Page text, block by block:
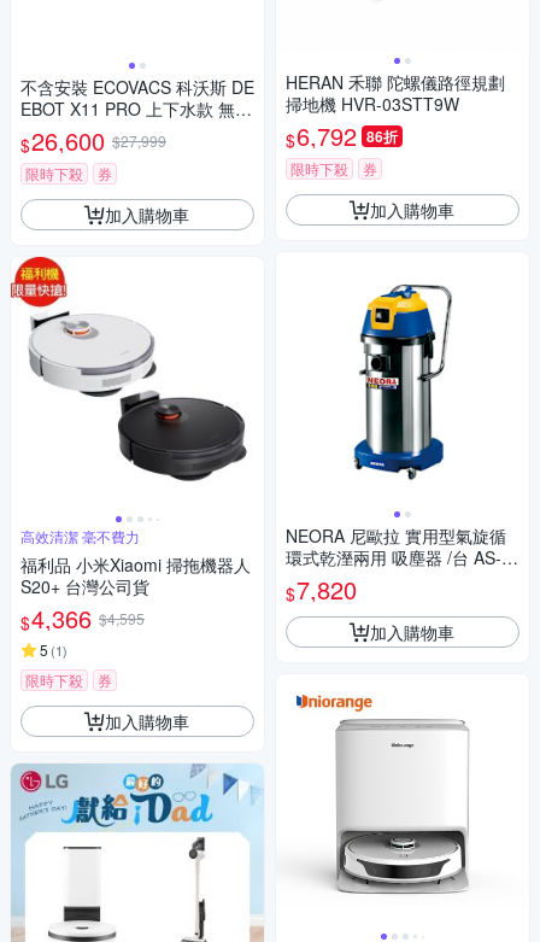
不含安裝 ECOVACS 科沃斯 DE
EBOT X11 PRO 上下水款 無限
續航滾筒洗地機器人
$26,600 $27,999
限時下殺
券
加入購物車
高效清潔 毫不費力
福利品 小米Xiaomi 掃拖機器人
S20+ 台灣公司貨
$4,366 $4,595
5 (1)
限時下殺 券
加入購物車
HERAN 禾聯 陀螺儀路徑規劃
掃地機 HVR-03STT9W
$6,792 86折
限時下殺 券
加入購物車
NEORA 尼歐拉 實用型氣旋循
環式乾溼兩用 吸塵器 /台 AS-4
00
$7,820
加入購物車